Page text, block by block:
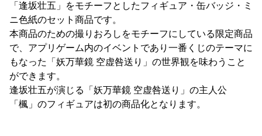
「逢坂壮五」をモチーフとしたフィギュア・缶バッジ・ミ
ニ色紙のセット商品です。
本商品のための撮りおろしをモチーフにしている限定商品
で、アプリゲーム内のイベントであり一番くじのテーマに
もなった「妖万華鏡 空虚咎送り」の世界観を味わうこと
ができます。
逢坂壮五が演じる「妖万華鏡 空虚咎送り」の主人公
「楓」のフィギュアは初の商品化となります。